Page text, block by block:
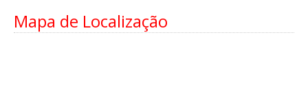
Mapa de Localização